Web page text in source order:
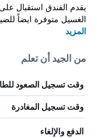
يقدم الفندق استقبال
الغسيل متوفرة ايضاً
المزيد
من الجيد أن تعلم
وقت تسجيل الصعود
وقت تسجيل المغادرة
الدفع والإلغاء